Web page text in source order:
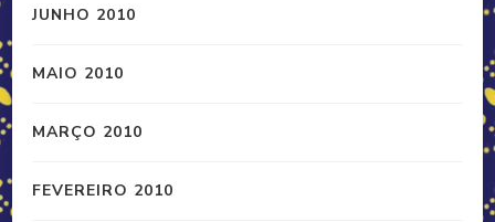
JUNHO 2010
MAIO 2010
MARÇO 2010
FEVEREIRO 2010